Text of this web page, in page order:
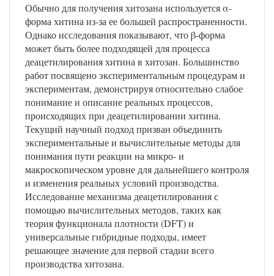
Обычно для получения хитозана используется α-
форма хитина из-за ее большей распространенности.
Однако исследования показывают, что β-форма
может быть более подходящей для процесса
деацетилирования хитина в хитозан. Большинство
работ посвящено экспериментальным процедурам и
экспериментам, демонстрируя относительно слабое
понимание и описание реальных процессов,
происходящих при деацетилировании хитина.
Текущий научный подход призван объединить
экспериментальные и вычислительные методы для
понимания пути реакции на микро- и
макроскопическом уровне для дальнейшего контроля
и изменения реальных условий производства.
Исследование механизма деацетилирования с
помощью вычислительных методов, таких как
теория функционала плотности (DFT) и
универсальные гибридные подходы, имеет
решающее значение для первой стадии всего
производства хитозана.